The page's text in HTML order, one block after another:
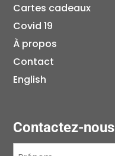
Cartes cadeaux
Covid 19
À propos
Contact
English
Contactez-nous